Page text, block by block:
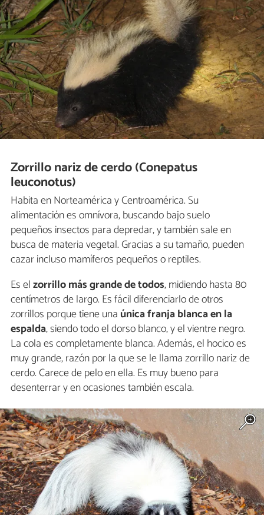
Zorrillo nariz de cerdo (Conepatus
leuconotus)
Habita en Norteamérica y Centroamérica. Su
alimentación es omnívora, buscando bajo suelo
pequeños insectos para depredar, y también sale en
busca de materia vegetal. Gracias a su tamaño, pueden
cazar incluso mamíferos pequeños o reptiles.
Es elzorrillo más grande de todos, midiendo hasta 80
centímetros de largo. Es fácil diferenciarlo de otros
zorrillos porque tiene una única franja blanca en la
espalda, siendo todo el dorso blanco, y el vientre negro.
La cola es completamente blanca. Además, el hocico es
muy grande, razón por la que se le llama zorrillo nariz de
cerdo. Carece de pelo en ella. Es muy bueno para
desenterrar y en ocasiones también escala.